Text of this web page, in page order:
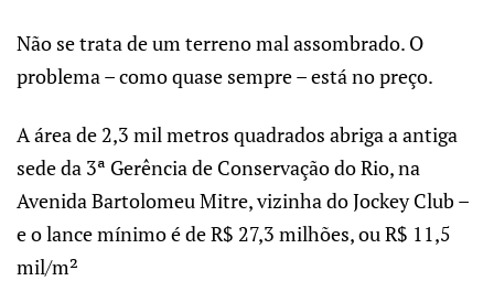
Não se trata de um terreno mal assombrado. O
problema – como quase sempre – está no preço.
A área de 2,3 mil metros quadrados abriga a antiga
sede da 3ª Gerência de Conservação do Rio, na
Avenida Bartolomeu Mitre, vizinha do Jockey Club –
e o lance mínimo é de R$ 27,3 milhões, ou R$ 11,5
mil/m²